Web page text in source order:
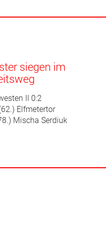
siegen im
II 0:2
Elfmetertor
Mischa Serdiuk